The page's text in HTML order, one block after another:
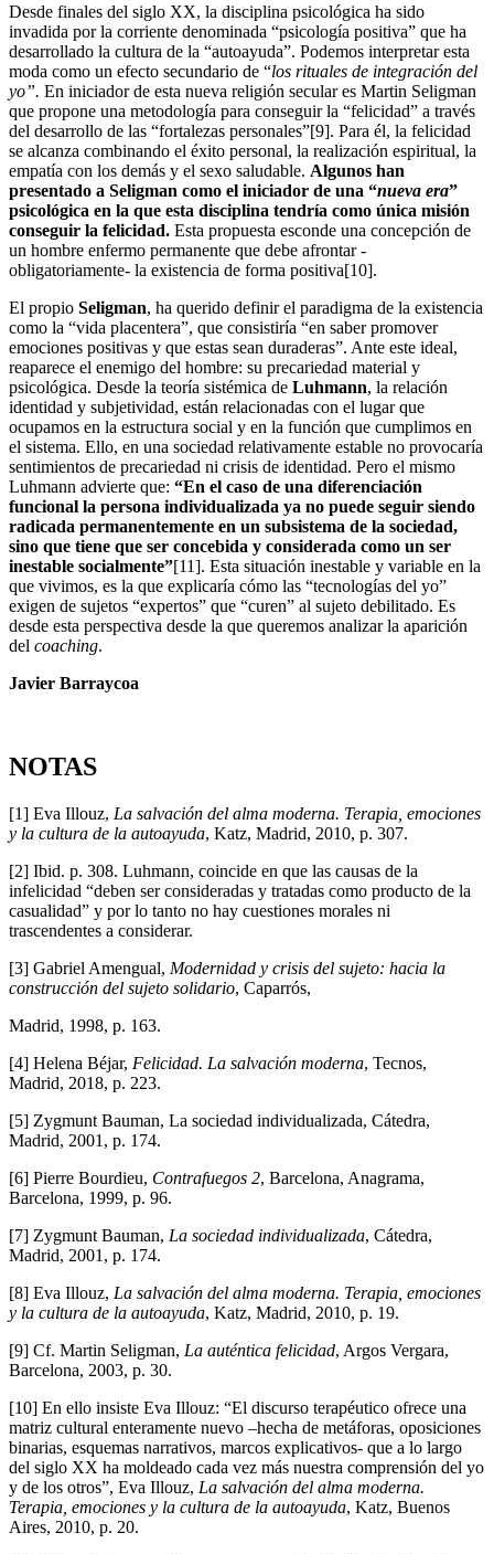
Desde finales del siglo XX, la disciplina psicológica ha sido
invadida por la corriente denominada “psicología positiva” que ha
desarrollado la cultura de la “autoayuda”. Podemos interpretar esta
moda como un efecto secundario de “los rituales de integración del
yo”. En iniciador de esta nueva religión secular es Martin Seligman
que propone una metodología para conseguir la “felicidad” a través
del desarrollo de las “fortalezas personales”[9]. Para él, la felicidad
se alcanza combinando el éxito personal, la realización espiritual, la
empatía con los demás y el sexo saludable. Algunos han
presentado a Seligman como el iniciador de una “nueva era”
psicológica en la que esta disciplina tendría como única misión
conseguir la felicidad. Esta propuesta esconde una concepción de
un hombre enfermo permanente que debe afrontar -
obligatoriamente- la existencia de forma positiva[10].
El propio Seligman, ha querido definir el paradigma de la existencia
como la “vida placentera”, que consistiría “en saber promover
emociones positivas y que estas sean duraderas”. Ante este ideal,
reaparece el enemigo del hombre: su precariedad material y
psicológica. Desde la teoría sistémica de Luhmann, la relación
identidad y subjetividad, están relacionadas con el lugar que
ocupamos en la estructura social y en la función que cumplimos en
el sistema. Ello, en una sociedad relativamente estable no provocaría
sentimientos de precariedad ni crisis de identidad. Pero el mismo
Luhmann advierte que: “En el caso de una diferenciación
funcional la persona individualizada ya no puede seguir siendo
radicada permanentemente en un subsistema de la sociedad,
sino que tiene que ser concebida y considerada como un ser
inestable socialmente”[11]. Esta situación inestable y variable en la
que vivimos, es la que explicaría cómo las “tecnologías del yo”
exigen de sujetos “expertos” que “curen” al sujeto debilitado. Es
desde esta perspectiva desde la que queremos analizar la aparición
del coaching.
Javier Barraycoa
NOTAS
[1] Eva Illouz, La salvación del alma moderna. Terapia, emociones
y la cultura de la autoayuda, Katz, Madrid, 2010, p. 307.
[2] Ibid. p. 308. Luhmann, coincide en que las causas de la
infelicidad “deben ser consideradas y tratadas como producto de la
casualidad” y por lo tanto no hay cuestiones morales ni
trascendentes a considerar.
[3] Gabriel Amengual, Modernidad y crisis del sujeto: hacia la
construcción del sujeto solidario, Caparrós,
Madrid, 1998, p. 163.
[4] Helena Béjar, Felicidad. La salvación moderna, Tecnos,
Madrid, 2018, p. 223.
[5] Zygmunt Bauman, La sociedad individualizada, Cátedra,
Madrid, 2001, p. 174.
[6] Pierre Bourdieu, Contrafuegos 2, Barcelona, Anagrama,
Barcelona, 1999, p. 96.
[7] Zygmunt Bauman, La sociedad individualizada, Cátedra,
Madrid, 2001, p. 174.
[8] Eva Illouz, La salvación del alma moderna. Terapia, emociones
y la cultura de la autoayuda, Katz, Madrid, 2010, p. 19.
[9] Cf. Martin Seligman, La auténtica felicidad, Argos Vergara,
Barcelona, 2003, p. 30.
[10] En ello insiste Eva Illouz: “El discurso terapéutico ofrece una
matriz cultural enteramente nuevo –hecha de metáforas, oposiciones
binarias, esquemas narrativos, marcos explicativos- que a lo largo
del siglo XX ha moldeado cada vez más nuestra comprensión del yo
y de los otros”, Eva Illouz, La salvación del alma moderna.
Terapia, emociones y la cultura de la autoayuda, Katz, Buenos
Aires, 2010, p. 20.